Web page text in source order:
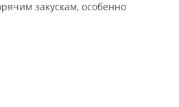
закускам, особенно